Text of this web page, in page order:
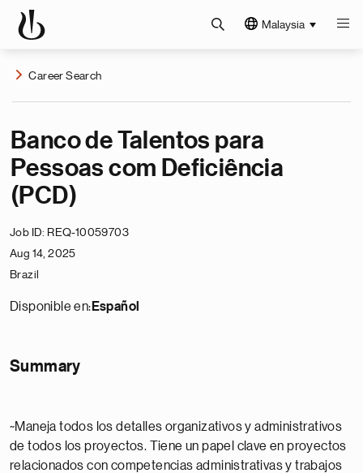
Malaysia
Career Search
Banco de Talentos para
Pessoas com Deficiência
(PCD)
Job ID REQ-10059703
Aug 14, 2025
Brazil
Disponible en: Español
Summary
~Maneja todos los detalles organizativos y administrativos
de todos los proyectos. Tiene un papel clave en proyectos
relacionados con competencias administrativas y trabajos